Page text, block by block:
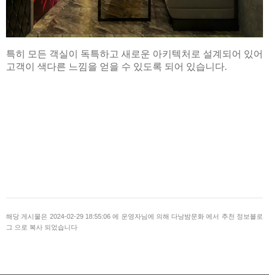
특히 모든 객실이 독특하고 새로운 아키텍처로 설계되어 있어
고객이 색다른 느낌을 얻을 수 있도록 되어 있습니다.
해당 게시물은 2024-02-29 18:55:06 에 운영자님에 의해 다낭밤문화 에서 추천 정보블로
그 으로 복사 되었습니다